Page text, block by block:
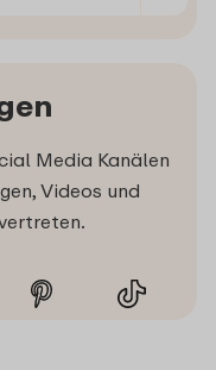
Media Kanälen
Videos und